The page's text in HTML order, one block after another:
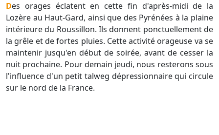
Des orages éclatent en cette fin d'après-midi de la
Lozère au Haut-Gard, ainsi que des Pyrénées à la plaine
intérieure du Roussillon. Ils donnent ponctuellement de
la grêle et de fortes pluies. Cette activité orageuse va se
maintenir jusqu'en début de soirée, avant de cesser la
nuit prochaine. Pour demain jeudi, nous resterons sous
l'influence d'un petit talweg dépressionnaire qui circule
sur le nord de la France.